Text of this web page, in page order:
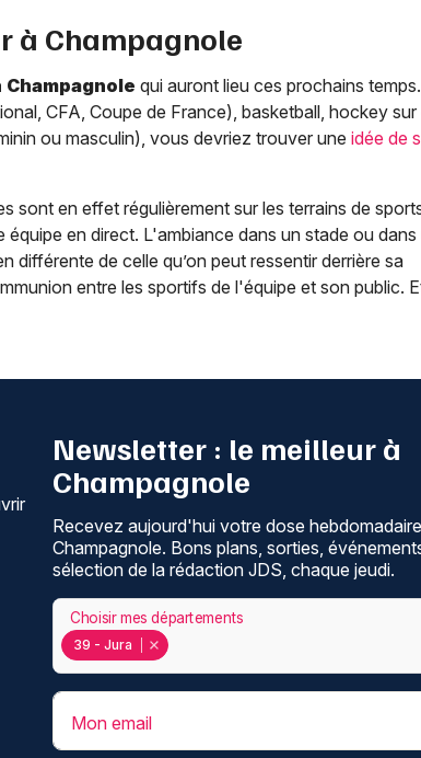
à Champagnole
Champagnole qui auront lieu ces prochains
CFA, Coupe de France), basketball, hockey sur
ou masculin), vous devriez trouver une idée de
sont en effet régulièrement sur les terrains de
en direct. L'ambiance dans un stade ou dans
différente de celle qu’on peut ressentir derrière sa
entre les sportifs de l'équipe et son public.
Newsletter : le meilleur à
Champagnole
Recevez aujourd'hui votre dose
Champagnole. Bons plans, sorties,
sélection de la rédaction JDS, chaque jeudi.
39 - Jura
Choisir mes départements
Mon email